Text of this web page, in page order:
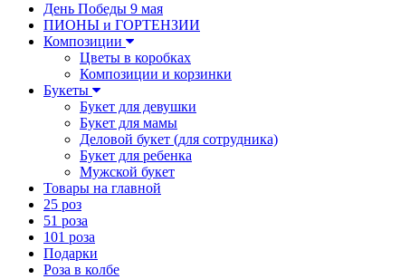
День Победы 9 мая
ПИОНЫ и ГОРТЕНЗИИ
Композиции
Цветы в коробках
Композиции и корзинки
Букеты
Букет для девушки
Букет для мамы
Деловой букет (для сотрудника)
Букет для ребенка
Мужской букет
Товары на главной
25 роз
51 роза
101 роза
Подарки
Роза в колбе